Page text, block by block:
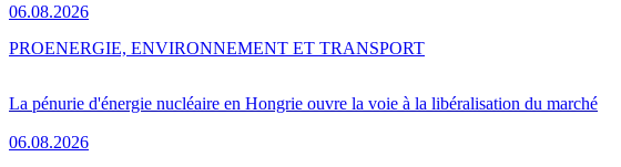
06.08.2026
La pénurie d'énergie nucléaire en Hongrie ouvre la voie à la libéralisation du marché
06.08.2026
PROENERGIE, ENVIRONNEMENT ET TRANSPORT